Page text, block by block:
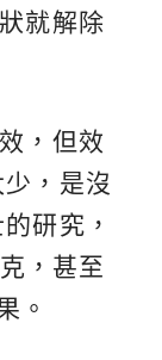
就解除
，但效
，是沒
研究，
，甚至
。